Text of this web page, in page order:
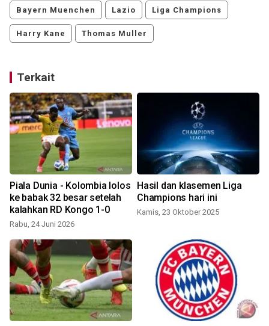
Bayern Muenchen Lazio Liga Champions
Harry Kane Thomas Muller
Terkait
Piala Dunia - Kolombia lolos
ke babak 32 besar setelah
kalahkan RD Kongo 1-0
Rabu, 24 Juni 2026
Hasil dan klasemen Liga
Champions hari ini
Kamis, 23 Oktober 2025